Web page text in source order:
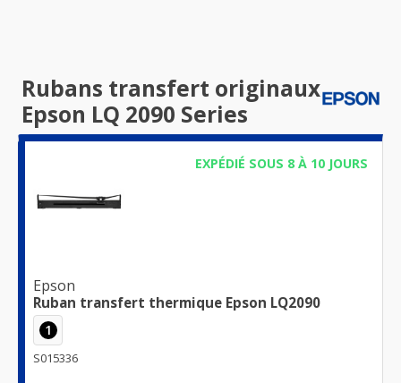
Rubans transfert originaux
Epson LQ 2090 Series
EXPÉDIÉ SOUS 8 À 10 JOURS
Epson
Ruban transfert thermique Epson LQ2090
1
S015336